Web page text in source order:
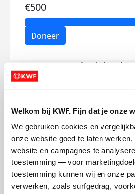
Welkom bij KWF. Fijn dat je onze
We gebruiken cookies en
onze website goed te laten
website en campagnes te
toestemming — voor
toestemming kunnen wij en onze
verwerken, zoals surfgedrag,
€500
Doneer
Roderick's